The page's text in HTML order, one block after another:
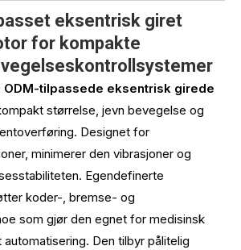
eksentrisk giret
for kompakte
ODM-tilpassede eksentrisk girede
størrelse, jevn bevegelse og
Designet for
minimerer den vibrasjoner og
Egendefinerte
koder-, bremse- og
som gjør den egnet for medisinsk
Den tilbyr pålitelig